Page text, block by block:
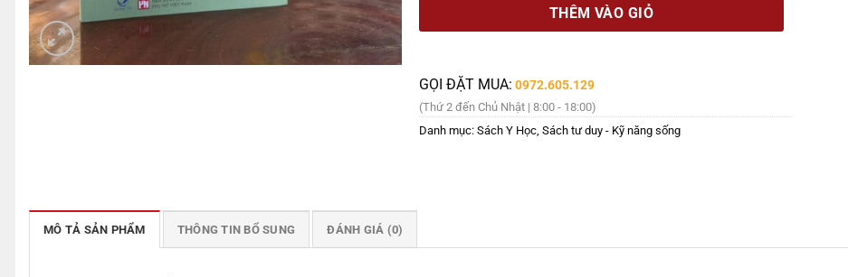
THÊM VÀO GIỎ
GỌI ĐẶT MUA: 0972.605.129
(Thứ 2 đến Chủ Nhật | 8:00 - 18:00)
Danh mục:Sách Y Học,Sách tư duy - Kỹ năng sống
MÔ TẢ SẢN PHẨM THÔNG TIN BỔ SUNG ĐÁNH GIÁ (0)